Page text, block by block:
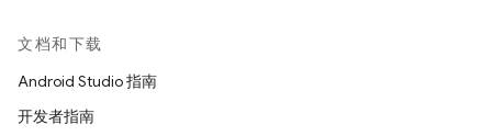
文档和下载
Android Studio 指南
开发者指南